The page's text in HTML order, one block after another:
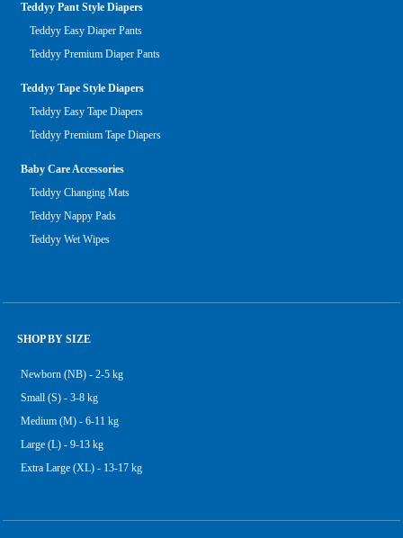
Teddyy Pant Style Diapers
Teddyy Easy Diaper Pants
Teddyy Premium Diaper Pants
Teddyy Tape Style Diapers
Teddyy Easy Tape Diapers
Teddyy Premium Tape Diapers
Baby Care Accessories
Teddyy Changing Mats
Teddyy Nappy Pads
Teddyy Wet Wipes
SHOP BY SIZE
Newborn (NB) - 2-5 kg
Small (S) - 3-8 kg
Medium (M) - 6-11 kg
Large (L) - 9-13 kg
Extra Large (XL) - 13-17 kg